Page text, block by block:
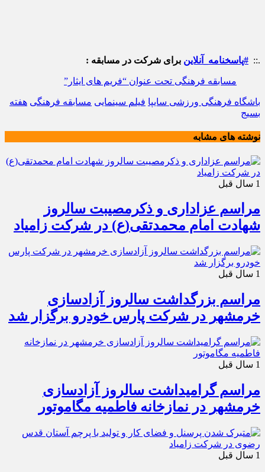
.:: #پاسخنامه_آنلاین برای شرکت در مسابقه :
مسابقه فرهنگی تحت عنوان “فریم های ایثار”
باشگاه فرهنگی ورزشی سایپا فیلم سینمایی مسابقه فرهنگی هفته
بسیج
نوشته های مشابه
1 سال قبل
مراسم عزاداری و ذکرمصیبت سالروز
شهادت امام محمدتقی(ع) در شرکت زامیاد
1 سال قبل
مراسم بزرگداشت سالروز آزادسازی
خرمشهر در شرکت پارس خودرو برگزار شد
1 سال قبل
مراسم گرامیداشت سالروز آزادسازی
خرمشهر در نمازخانه فاطمیه مگاموتور
1 سال قبل